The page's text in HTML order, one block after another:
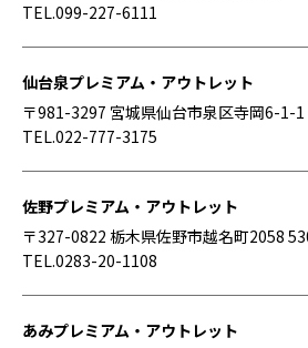
TEL.099-227-6111
仙台泉プレミアム・アウトレット
〒981-3297 宮城県仙台市泉区寺岡6-1-
TEL.022-777-3175
佐野プレミアム・アウトレット
〒327-0822 栃木県佐野市越名町2058
TEL.0283-20-1108
あみプレミアム・アウトレット